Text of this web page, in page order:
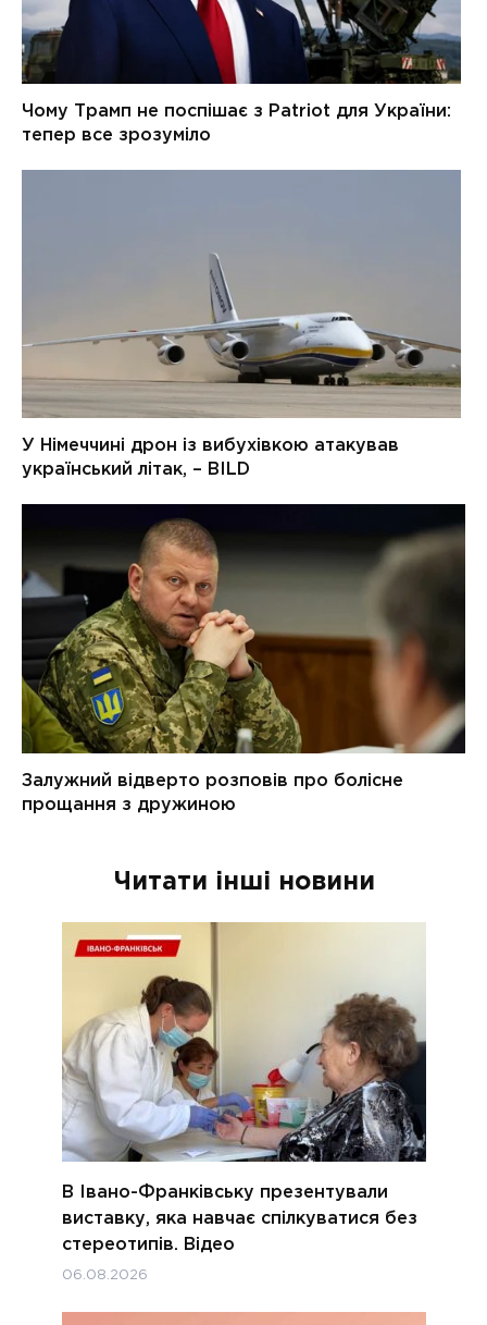
Читати інші новини
В Івано-Франківську презентували
виставку, яка навчає спілкуватися без
стереотипів. Відео
06.08.2026